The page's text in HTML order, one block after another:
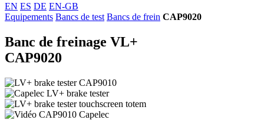
EN ES DE EN-GB
Equipements Bancs de test Bancs de frein CAP9020
Banc de freinage VL+
CAP9020